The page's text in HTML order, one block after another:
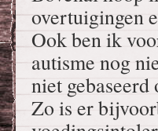
overtuigingen
Ook ben ik
autisme nog
niet gebaseerd
Zo is er